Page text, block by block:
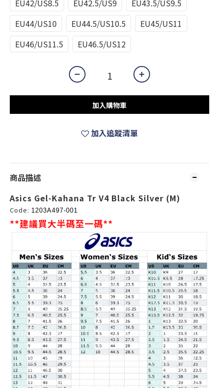
EU42/US8.5
EU42.5/US9
EU43.5/US9.5
EU44/US10
EU44.5/US10.5
EU45/US11
EU46/US11.5
EU46.5/US12
加入購物車
加入追蹤清單
商品描述
Asics Gel-Kahana Tr V4 Black Silver (M)
Code: 1203A497-001
**建議買大半碼至一碼**